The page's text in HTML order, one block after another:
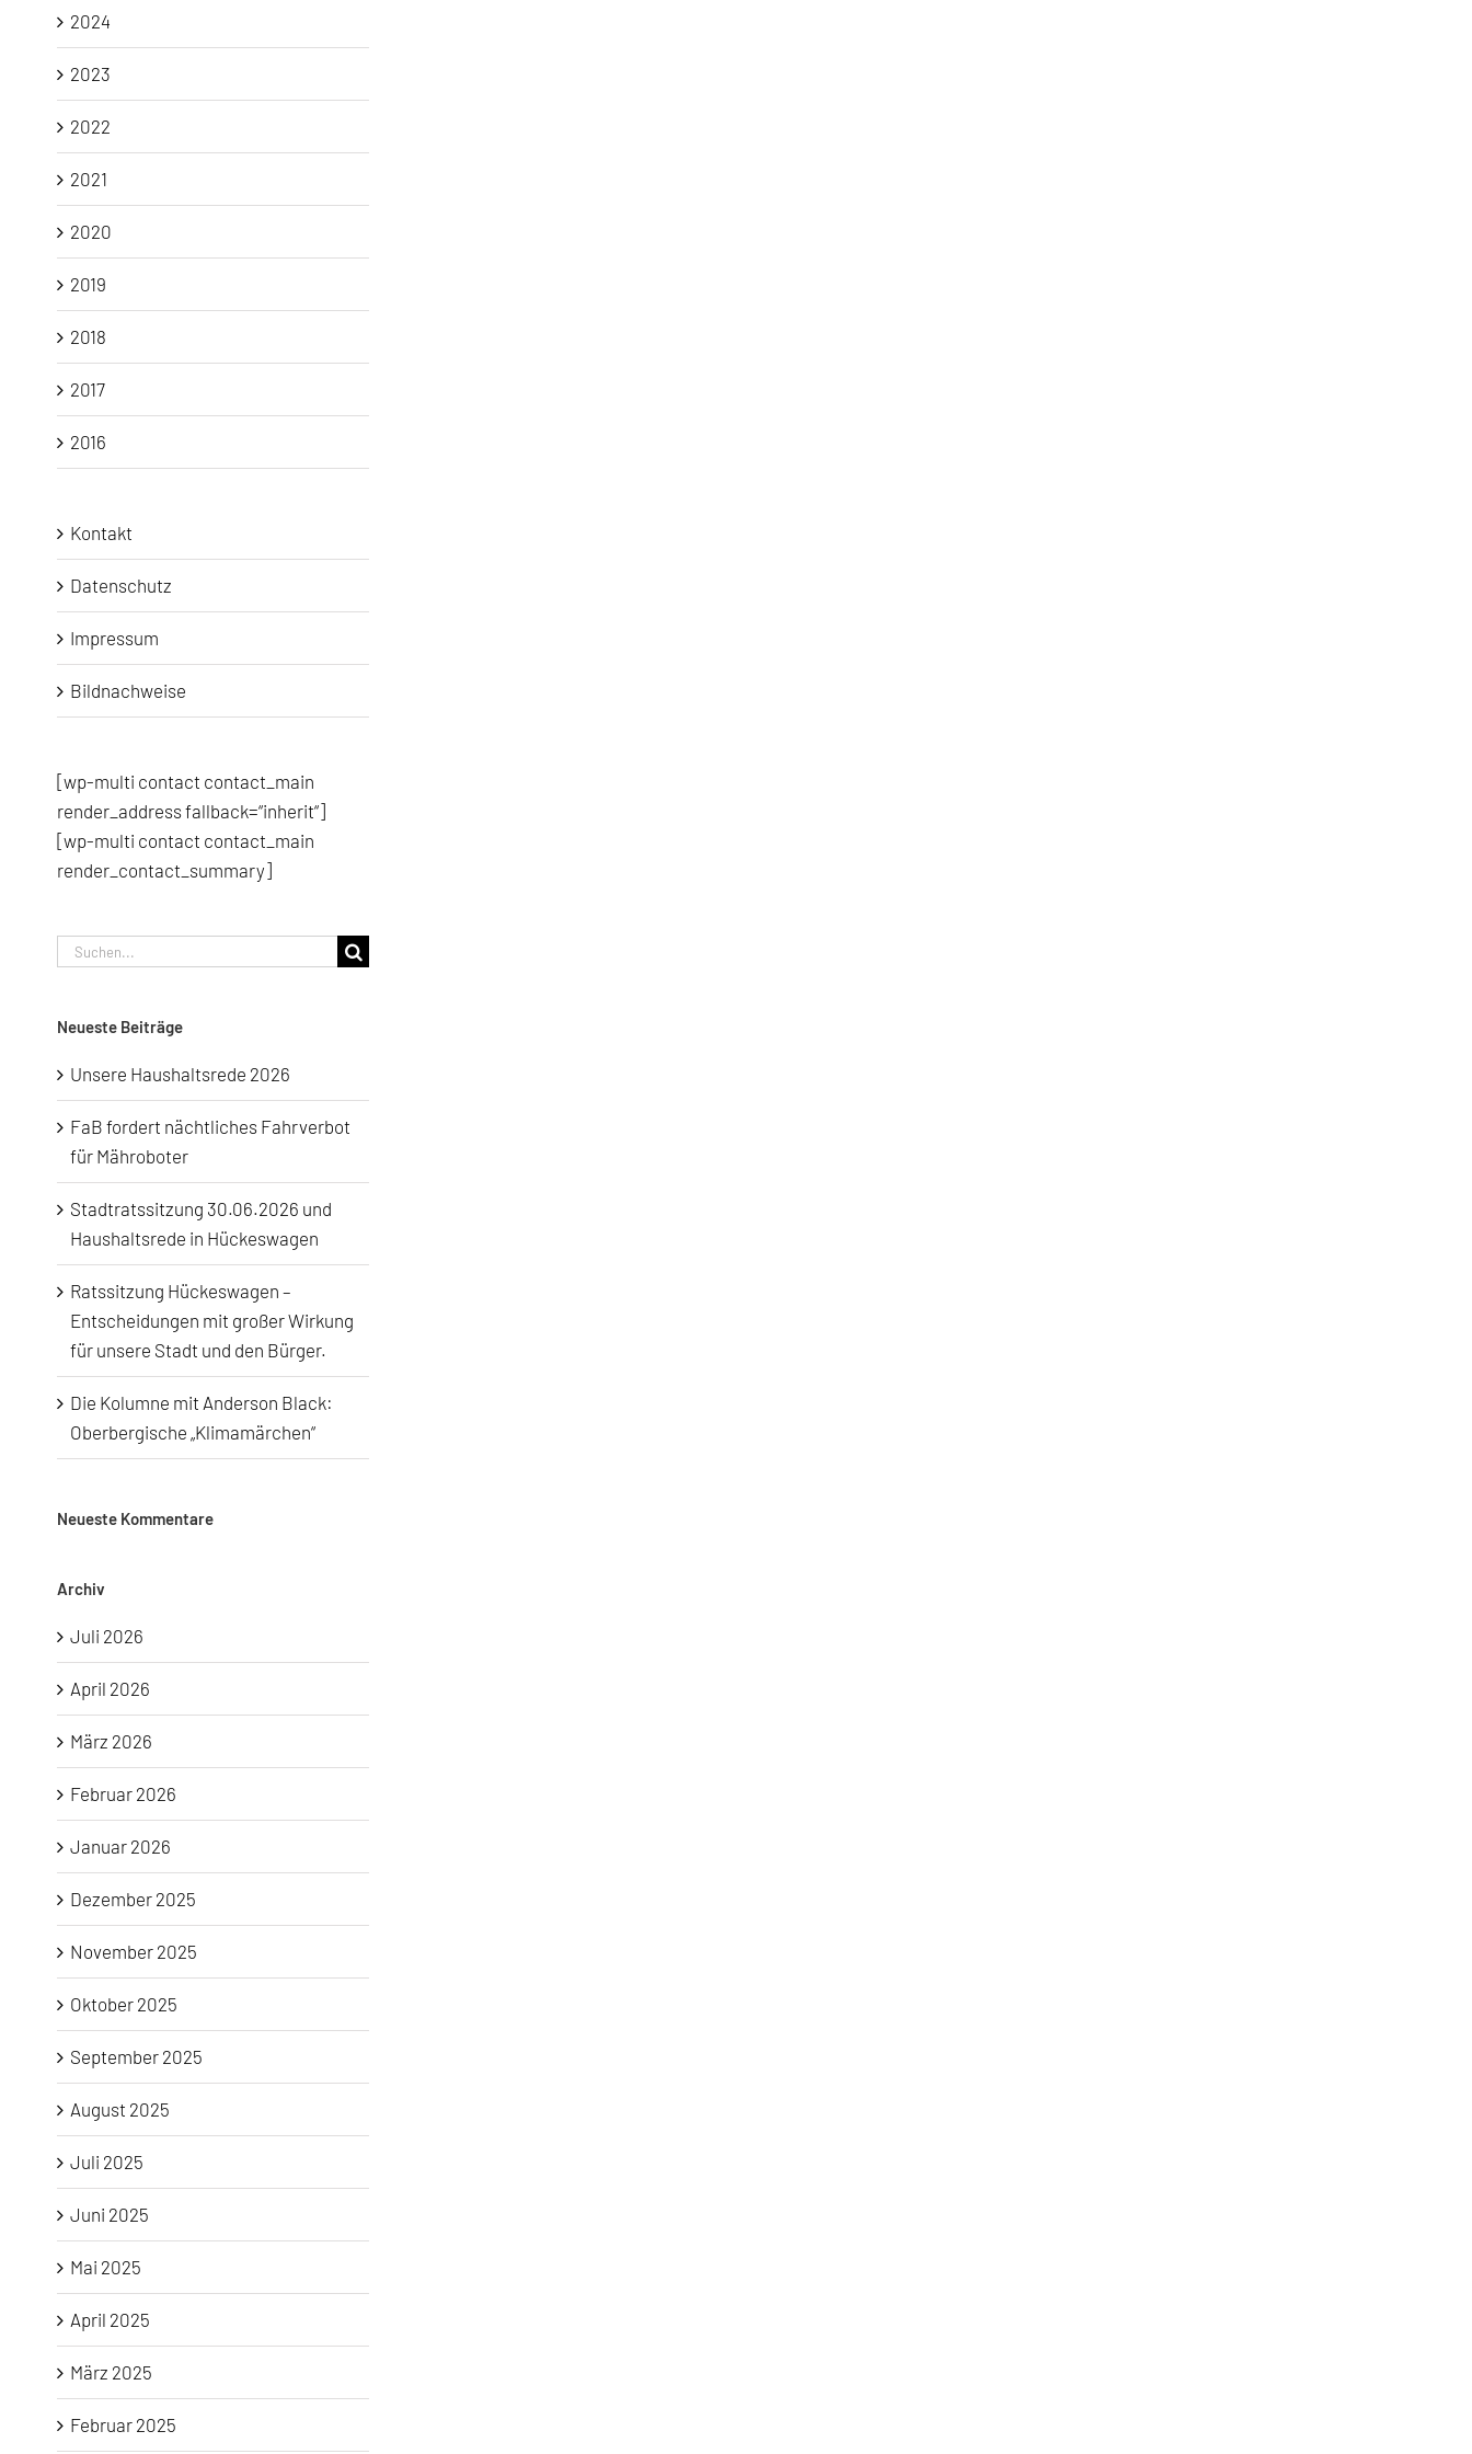
2024
2023
2022
2021
2020
2019
2018
2017
2016
Kontakt
Datenschutz
Impressum
Bildnachweise
[wp-multi contact contact_main
render_address fallback=“inherit“]
[wp-multi contact contact_main
render_contact_summary]
Suche
Neueste Beiträge
Unsere Haushaltsrede 2026
FaB fordert nächtliches Fahrverbot
für Mähroboter
Stadtratssitzung 30.06.2026 und
Haushaltsrede in Hückeswagen
Ratssitzung Hückeswagen –
Entscheidungen mit großer Wirkung
für unsere Stadt und den Bürger.
Die Kolumne mit Anderson Black:
Oberbergische „Klimamärchen“
Neueste Kommentare
Archiv
Juli 2026
April 2026
März 2026
Februar 2026
Januar 2026
Dezember 2025
November 2025
Oktober 2025
September 2025
August 2025
Juli 2025
Juni 2025
Mai 2025
April 2025
März 2025
Februar 2025